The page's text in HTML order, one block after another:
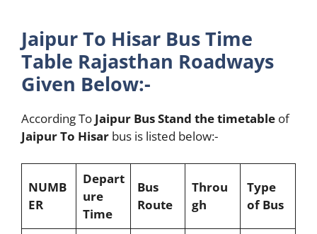
Jaipur To Hisar Bus Time
Table Rajasthan Roadways
Given Below:-
According To Jaipur Bus Stand the timetable of
Jaipur To Hisar bus is listed below:-
NUMB
ER
Depart
ure
Time
Bus
Route
Throu
gh
Type
of Bus